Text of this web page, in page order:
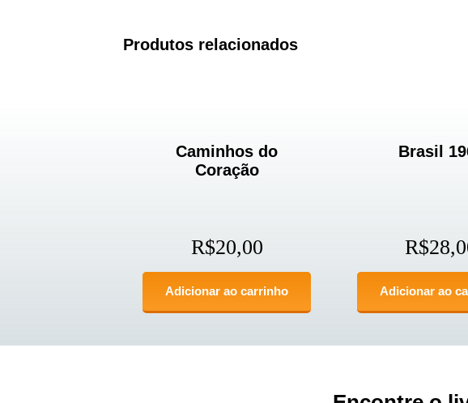
Produtos relacionados
Caminhos do
Coração
R$20,00
Adicionar ao carrinho
Brasil
R$
Adicionar ao